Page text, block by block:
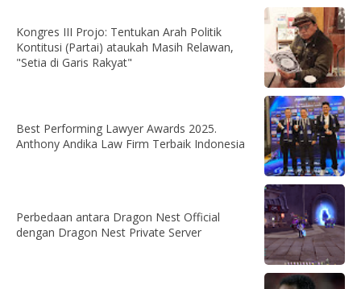
Kongres III Projo: Tentukan Arah Politik
Kontitusi (Partai) ataukah Masih Relawan,
"Setia di Garis Rakyat"
Best Performing Lawyer Awards 2025.
Anthony Andika Law Firm Terbaik Indonesia
Perbedaan antara Dragon Nest Official
dengan Dragon Nest Private Server